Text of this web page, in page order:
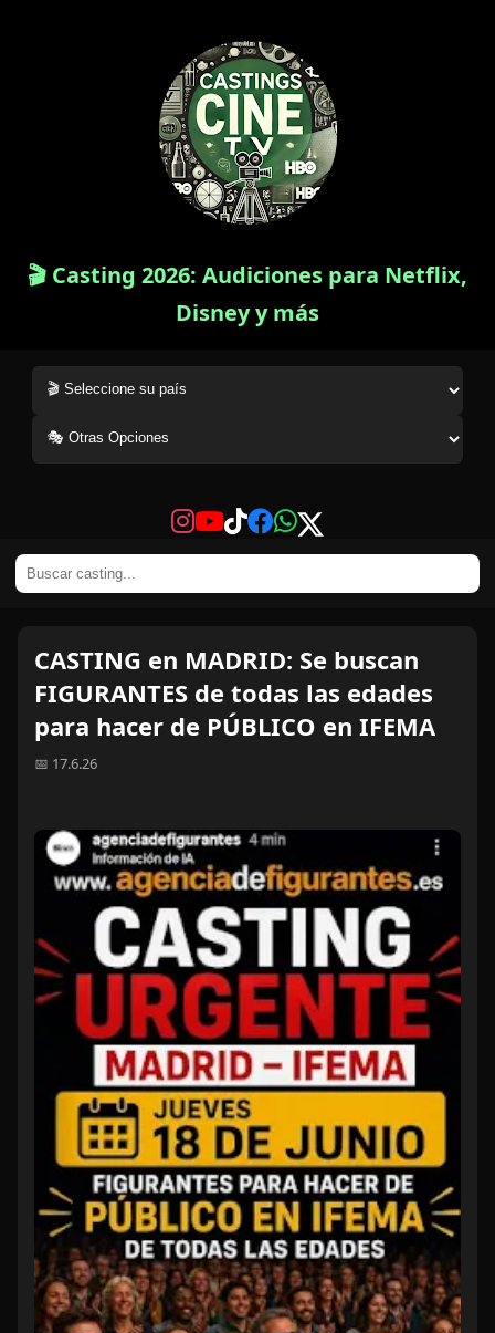
🎬 Casting 2026: Audiciones para Netflix,
Disney y más
CASTING en MADRID: Se buscan
FIGURANTES de todas las edades
para hacer de PÚBLICO en IFEMA
📅 17.6.26